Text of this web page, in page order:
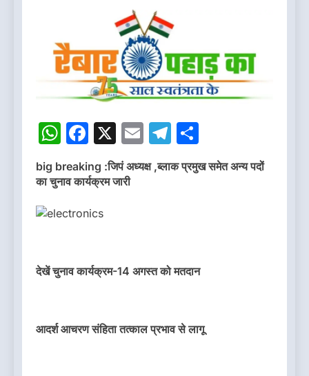
WhatsApp
Facebook
X EmailTelegram
big breaking :जिपं अध्यक्ष ,ब्लाक प्रमुख समेत अन्य पदों
का चुनाव कार्यक्रम जारी
देखें चुनाव कार्यक्रम-14 अगस्त को मतदान
आदर्श आचरण संहिता तत्काल प्रभाव से लागू